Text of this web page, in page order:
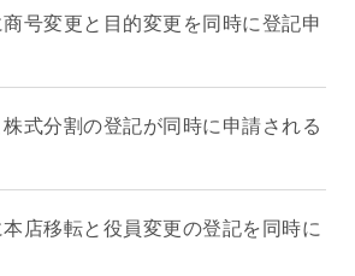
号変更と目的変更を同時に登記申
式分割の登記が同時に申請される
店移転と役員変更の登記を同時に